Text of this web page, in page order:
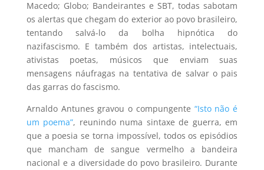
Macedo; Globo; Bandeirantes e SBT, todas sabotam
os alertas que chegam do exterior ao povo brasileiro,
tentando salvá-lo da bolha hipnótica do
nazifascismo. E também dos artistas, intelectuais,
ativistas poetas, músicos que enviam suas
mensagens náufragas na tentativa de salvar o pais
das garras do fascismo.
Arnaldo Antunes gravou o compungente “Isto não é
um poema”, reunindo numa sintaxe de guerra, em
que a poesia se torna impossível, todos os episódios
que mancham de sangue vermelho a bandeira
nacional e a diversidade do povo brasileiro. Durante